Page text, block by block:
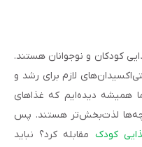
کودکان و نوجوانان هستند.
لازم برای رشد و
همیشه دیده‌ایم که غذاهای
لذت‌بخش‌تر هستند. پس
کودک مقابله کرد؟ نباید